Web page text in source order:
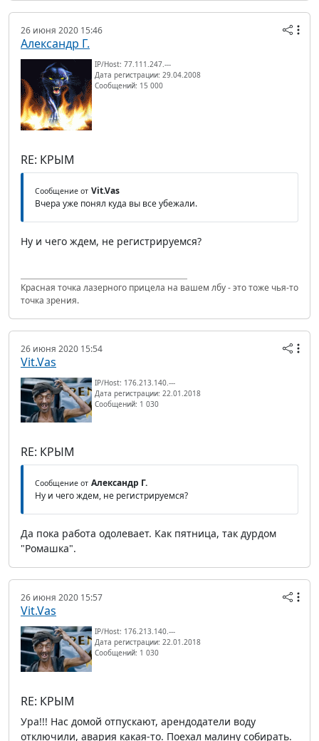
26 июня 2020 15:46
Александр Г.
IP/Host: 77.111.247.---
Дата регистрации: 29.04.2008
Сообщений: 15 000
RE: КРЫМ
Сообщение от Vit.Vas
Вчера уже понял куда вы все убежали.
Ну и чего ждем, не регистрируемся?
Красная точка лазерного прицела на вашем лбу - это тоже чья-то
точка зрения.
26 июня 2020 15:54
Vit.Vas
IP/Host: 176.213.140.---
Дата регистрации: 22.01.2018
Сообщений: 1 030
RE: КРЫМ
Сообщение от Александр Г.
Ну и чего ждем, не регистрируемся?
Да пока работа одолевает. Как пятница, так дурдом
"Ромашка".
26 июня 2020 15:57
Vit.Vas
IP/Host: 176.213.140.---
Дата регистрации: 22.01.2018
Сообщений: 1 030
RE: КРЫМ
Ура!!! Нас домой отпускают, арендодатели воду
отключили, авария какая-то. Поехал малину собирать.